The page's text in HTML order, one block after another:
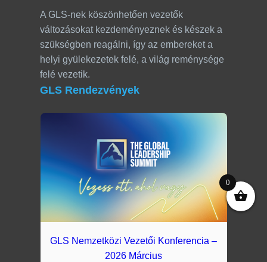
A GLS-nek köszönhetően vezetők
változásokat kezdeményeznek és készek a
szükségben reagálni, így az embereket a
helyi gyülekezetek felé, a világ reménysége
felé vezetik.
GLS Rendezvények
GLS Nemzetközi Vezetői Konferencia –
2026 Március
0